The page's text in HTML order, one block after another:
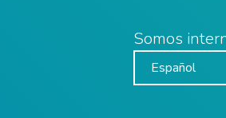
Somos